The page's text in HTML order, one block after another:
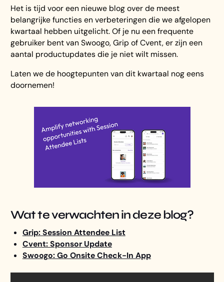
Het is tijd voor een nieuwe blog over de meest
belangrijke functies en verbeteringen die we afgelopen
kwartaal hebben uitgelicht. Of je nu een frequente
gebruiker bent van Swoogo, Grip of Cvent, er zijn een
aantal productupdates die je niet wilt missen.
Laten we de hoogtepunten van dit kwartaal nog eens
doornemen!
Wat te verwachten in deze blog?
Grip: Session Attendee List
Cvent: Sponsor Update
Swoogo: Go Onsite Check-In App